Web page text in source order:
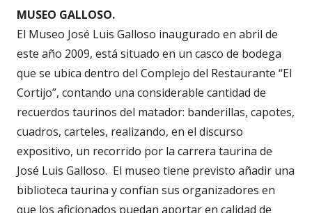
MUSEO GALLOSO.
El Museo José Luis Galloso inaugurado en abril de
este año 2009, está situado en un casco de bodega
que se ubica dentro del Complejo del Restaurante “El
Cortijo”, contando una considerable cantidad de
recuerdos taurinos del matador: banderillas, capotes,
cuadros, carteles, realizando, en el discurso
expositivo, un recorrido por la carrera taurina de
José Luis Galloso. El museo tiene previsto añadir una
biblioteca taurina y confían sus organizadores en
que los aficionados puedan aportar en calidad de